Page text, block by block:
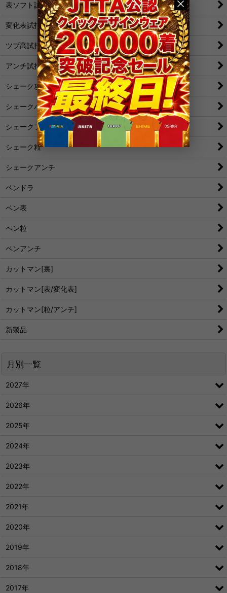
表ソフト試打
変化表試打
ツブ高試打
アンチ試打
シェーク攻撃
シェークバック表
シェークフォア表
シェーク粒
シェークアンチ
ペンドラ
ペン表
ペン粒
ペンアンチ
カットマン[裏]
カットマン[表/変化表]
カットマン[粒/アンチ]
新製品
月別一覧
2027年
2026年
2025年
2024年
2023年
2022年
2021年
2020年
2019年
2018年
2017年